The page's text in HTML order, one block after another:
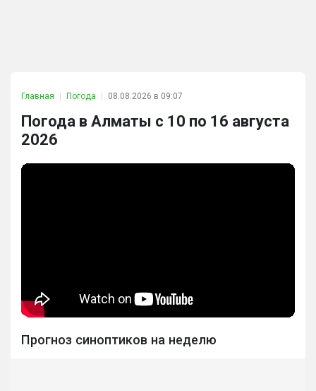
Главная Погода 08.08.2026 в 09:07
Погода в Алматы с 10 по 16 августа
2026
Прогноз синоптиков на неделю